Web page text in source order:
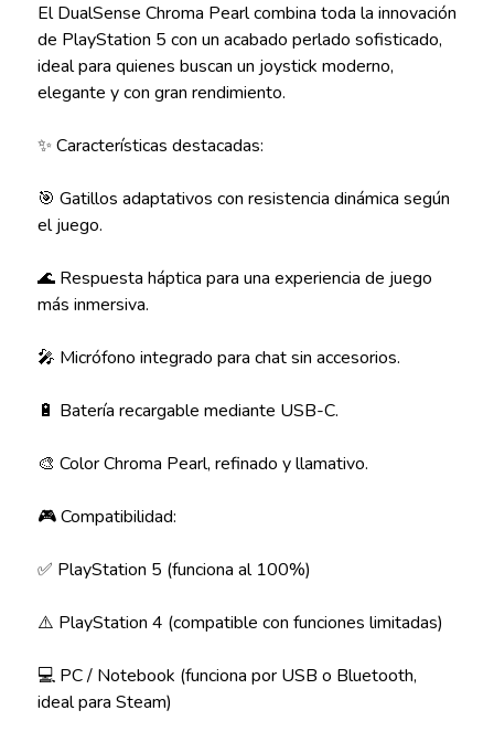
El DualSense Chroma Pearl combina toda la innovación
de PlayStation 5 con un acabado perlado sofisticado,
ideal para quienes buscan un joystick moderno,
elegante y con gran rendimiento.
✨ Características destacadas:
🎯 Gatillos adaptativos con resistencia dinámica según
el juego.
🌊 Respuesta háptica para una experiencia de juego
más inmersiva.
🎤 Micrófono integrado para chat sin accesorios.
🔋 Batería recargable mediante USB-C.
🎨 Color Chroma Pearl, refinado y llamativo.
🎮 Compatibilidad:
✅ PlayStation 5 (funciona al 100%)
⚠️ PlayStation 4 (compatible con funciones limitadas)
💻 PC / Notebook (funciona por USB o Bluetooth,
ideal para Steam)